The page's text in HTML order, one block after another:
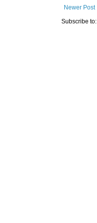
Newer Post
Subscribe to: